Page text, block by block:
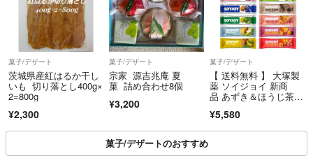
菓子/デザート
茨城県産紅はるか干し
いも 切り落とし400g×
2=800g
¥2,300
菓子/デザート
宗家 源吉兆庵 夏
菓 詰め合わせ8個
¥3,200
菓子/デザート
【 送料無料 】 大塚製
薬 ソイジョイ 新商
品 あずき＆ほうじ茶入
本 詰め合わせ アソー
¥5,580
菓子/デザートのおすすめ